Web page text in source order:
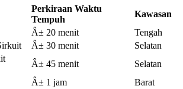
Perkiraan Waktu
Tempuh
Kawasan
Â± 20 menit
Tengah
Â± 30 menit
Selatan
Â± 45 menit
Selatan
Â± 1 jam
Barat